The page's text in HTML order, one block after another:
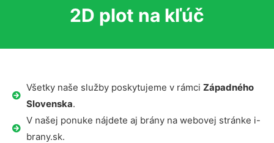
2D plot na kľúč
Všetky naše služby poskytujeme v rámci Západného
Slovenska.
V našej ponuke nájdete aj brány na webovej stránke i-
brany.sk.